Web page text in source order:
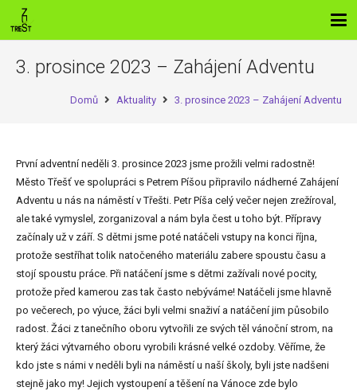
3. prosince 2023 – Zahájení Adventu
Domů Aktuality 3. prosince 2023 – Zahájení Adventu
První adventní neděli 3. prosince 2023 jsme prožili velmi radostně!
Město Třešť ve spolupráci s Petrem Píšou připravilo nádherné Zahájení
Adventu u nás na náměstí v Třešti. Petr Píša celý večer nejen zrežíroval,
ale také vymyslel, zorganizoval a nám byla čest u toho být. Přípravy
začínaly už v září. S dětmi jsme poté natáčeli vstupy na konci října,
protože sestříhat tolik natočeného materiálu zabere spoustu času a
stojí spoustu práce. Při natáčení jsme s dětmi zažívali nové pocity,
protože před kamerou zas tak často nebýváme! Natáčeli jsme hlavně
po večerech, po výuce, žáci byli velmi snaživí a natáčení jim působilo
radost. Žáci z tanečního oboru vytvořili ze svých těl vánoční strom, na
který žáci výtvarného oboru vyrobili krásné velké ozdoby. Věříme, že
kdo jste s námi v neděli byli na náměstí u naší školy, byli jste nadšeni
stejně jako my! Jejich vystoupení a těšení na Vánoce zde bylo